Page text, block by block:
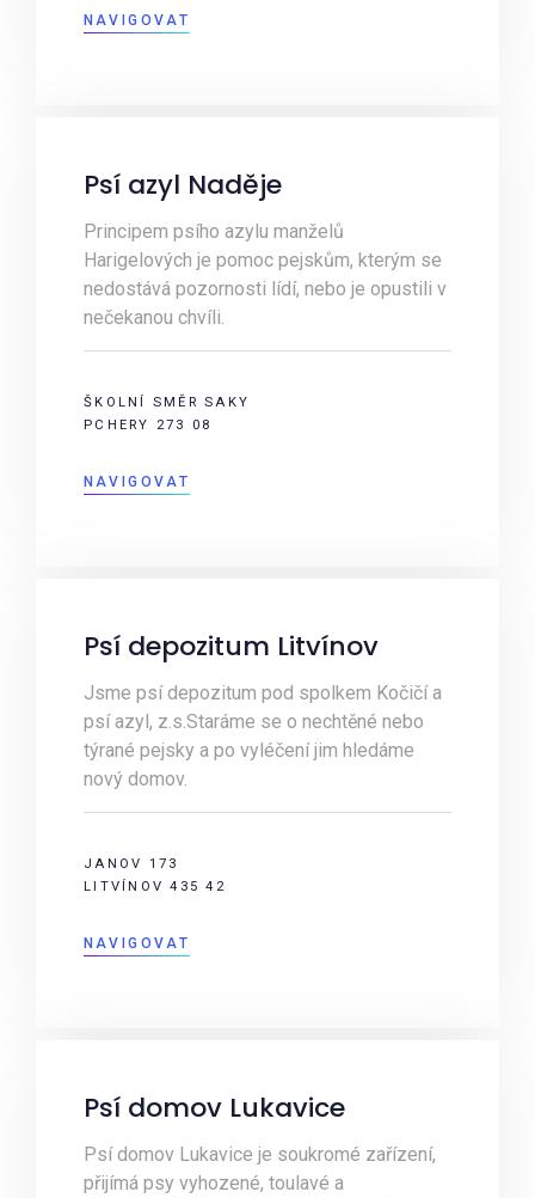
NAVIGOVAT
Psí azyl Naděje
Principem psího azylu manželů
Harigelových je pomoc pejskům, kterým se
nedostává pozornosti lídí, nebo je opustili v
nečekanou chvíli.
ŠKOLNÍ SMĚR SAKY
PCHERY 273 08
NAVIGOVAT
Psí depozitum Litvínov
Jsme psí depozitum pod spolkem Kočičí a
psí azyl, z.s.Staráme se o nechtěné nebo
týrané pejsky a po vyléčení jim hledáme
nový domov.
JANOV 173
LITVÍNOV 435 42
NAVIGOVAT
Psí domov Lukavice
Psí domov Lukavice je soukromé zařízení,
přijímá psy vyhozené, toulavé a